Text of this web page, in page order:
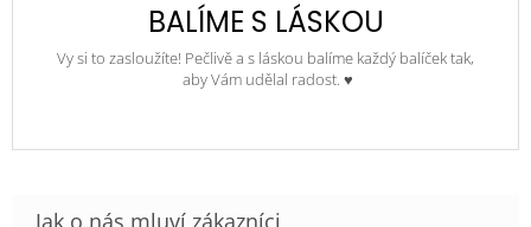
BALÍME S LÁSKOU
Vy si to zasloužíte! Pečlivě a s láskou balíme každý balíček tak,
aby Vám udělal radost. ♥